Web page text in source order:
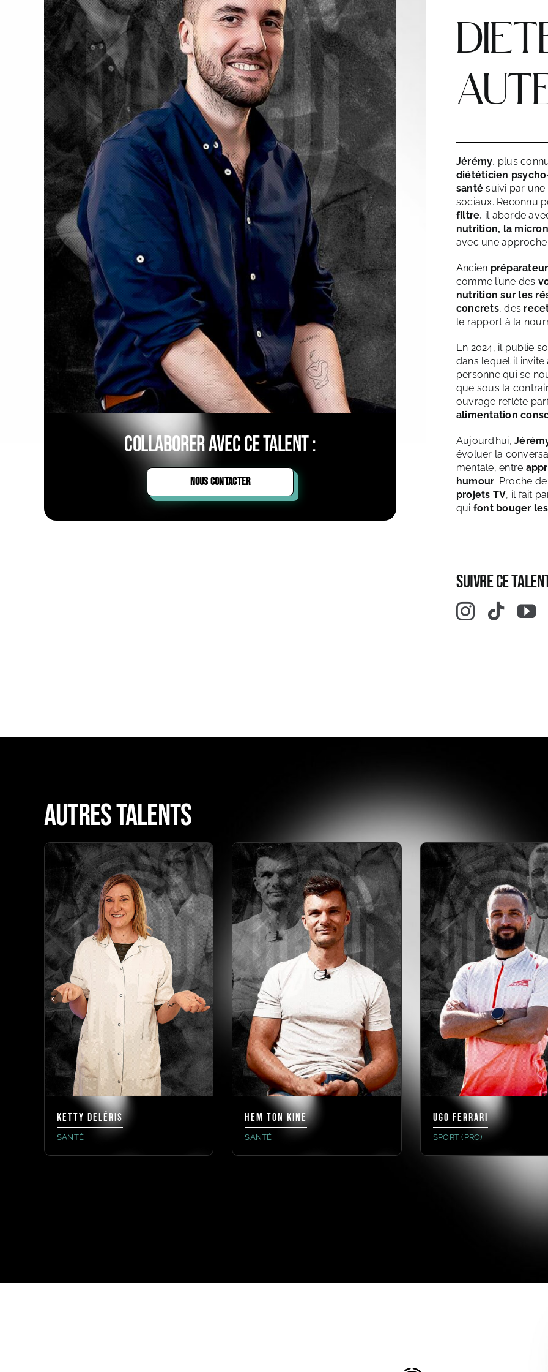
Collaborer avec ce talent :
NOUS CONTACTER
Jérémy, plus
diététicien
santé suivi par
sociaux. Reconnu
filtre, il aborde
nutrition, la
avec une
Ancien
comme l’une des
nutrition sur les
concrets, des
le rapport à la
En 2024, il publie
dans lequel il
personne qui se
que sous la
ouvrage reflète
alimentation
Aujourd’hui,
évoluer la
mentale, entre
humour. Proche
projets TV, il fait
qui font bouger
Suivre ce
AUTRES TALENTS
Ketty Deléris
SANTÉ
HEM TON KINE
SANTÉ
UGO FERRARI
SPORT (PRO)